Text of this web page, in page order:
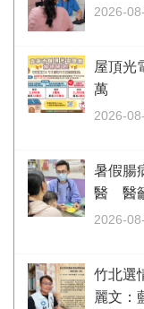
2026-
屋頂光
萬
2026-
暑假腸
醫 醫
2026-
竹北選
麗文：